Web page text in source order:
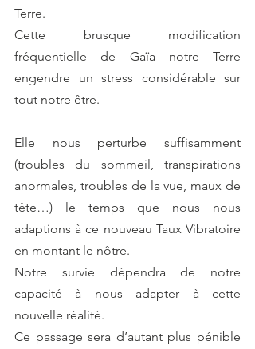
Terre.
Cette brusque modification
fréquentielle de Gaïa notre Terre
engendre un stress considérable sur
tout notre être.
Elle nous perturbe suffisamment
(troubles du sommeil, transpirations
anormales, troubles de la vue, maux de
tête…) le temps que nous nous
adaptions à ce nouveau Taux Vibratoire
en montant le nôtre.
Notre survie dépendra de notre
capacité à nous adapter à cette
nouvelle réalité.
Ce passage sera d’autant plus pénible